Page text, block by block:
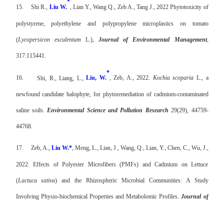
15. Shi R., Liu W.
*
, Lian Y., Wang Q., Zeb A., Tang J., 2022 Phytotoxicity of
polystyrene, polyethylene and polypropylene microplastics on tomato
(Lycopersicon esculentum L.),Journal of Environmental Management,
317:115441.
16. Shi, R., Liang, L.,Liu, W.
*
, Zeb, A., 2022. Kochia scoparia L., a
newfound candidate halophyte, for phytoremediation of cadmium-contaminated
saline soils.Environmental Science and Pollution Research 29(29), 44759-
44768.
17. Zeb, A., Liu W.*, Meng, L., Lian, J., Wang, Q., Lian, Y., Chen, C., Wu, J.,
2022. Effects of Polyester Microfibers (PMFs) and Cadmium on Lettuce
(Lactuca sativa) and the Rhizospheric Microbial Communities: A Study
Involving Physio-biochemical Properties and Metabolomic Profiles.Journal of